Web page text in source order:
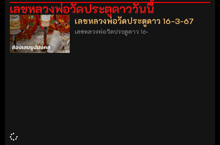
เลขหลวงพ่อวัดประตูดาววันนี้
เลขหลวงพ่อวัดประตูดาว 16-3-67
เลขหลวงพ่อวัดประตูดาว 16-